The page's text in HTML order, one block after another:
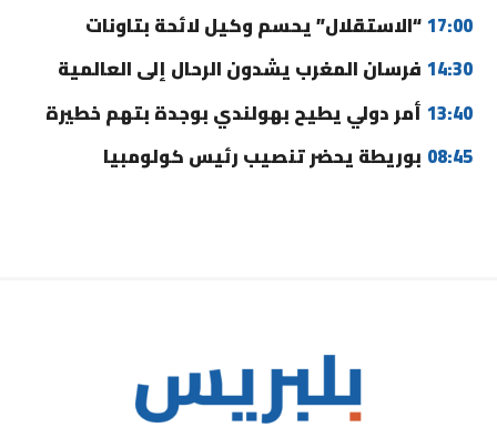
17:00“الاستقلال” يحسم وكيل لائحة بتاونات
14:30 فرسان المغرب يشدون الرحال إلى العالمية
13:40 أمر دولي يطيح بهولندي بوجدة بتهم خطيرة
08:45 بوريطة يحضر تنصيب رئيس كولومبيا